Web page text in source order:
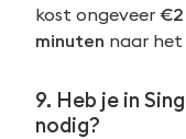
kost ongeveer €2
minuten naar het
9. Heb je in
nodig?